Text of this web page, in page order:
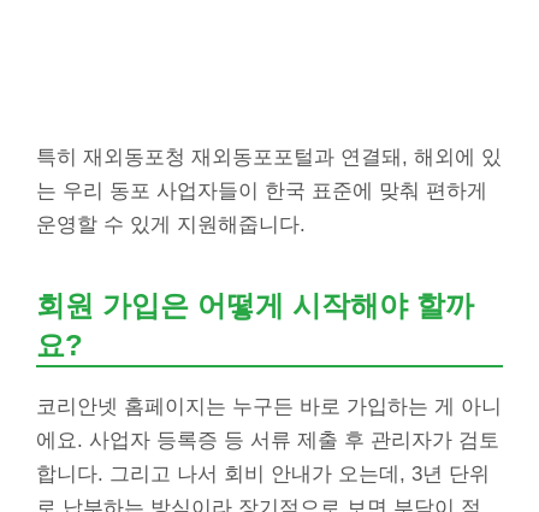
특히 재외동포청 재외동포포털과 연결돼, 해외에 있
는 우리 동포 사업자들이 한국 표준에 맞춰 편하게
운영할 수 있게 지원해줍니다.
회원 가입은 어떻게 시작해야 할까
요?
코리안넷 홈페이지는 누구든 바로 가입하는 게 아니
에요. 사업자 등록증 등 서류 제출 후 관리자가 검토
합니다. 그리고 나서 회비 안내가 오는데, 3년 단위